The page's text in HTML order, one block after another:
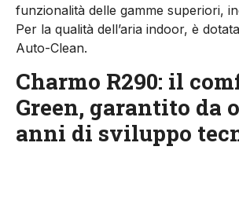
funzionalità delle gamme superiori,
Per la qualità dell’aria indoor, è
Auto-Clean.
Charmo R290: il
Green, garantito da
anni di sviluppo